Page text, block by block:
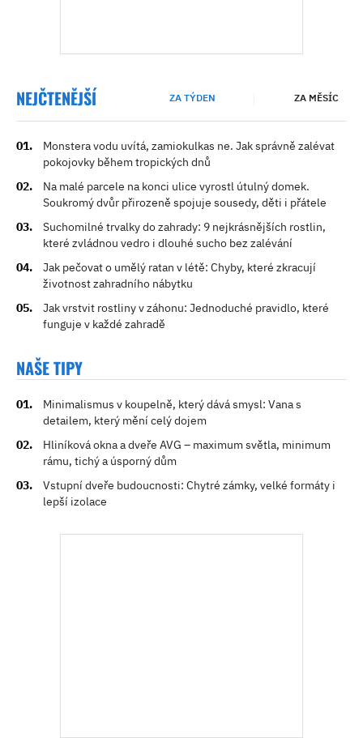
NEJČTENĚJŠÍ ZA TÝDEN ZA MĚSÍC
Monstera vodu uvítá, zamiokulkas ne. Jak správně zalévat
pokojovky během tropických dnů
Na malé parcele na konci ulice vyrostl útulný domek.
Soukromý dvůr přirozeně spojuje sousedy, děti i přátele
Suchomilné trvalky do zahrady: 9 nejkrásnějších rostlin,
které zvládnou vedro i dlouhé sucho bez zalévání
Jak pečovat o umělý ratan v létě: Chyby, které zkracují
životnost zahradního nábytku
Jak vrstvit rostliny v záhonu: Jednoduché pravidlo, které
funguje v každé zahradě
NAŠE TIPY
Minimalismus v koupelně, který dává smysl: Vana s
detailem, který mění celý dojem
Hliníková okna a dveře AVG – maximum světla, minimum
rámu, tichý a úsporný dům
Vstupní dveře budoucnosti: Chytré zámky, velké formáty i
lepší izolace